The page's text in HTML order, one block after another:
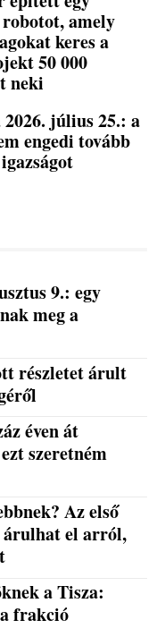
amely
keres a
50 000
neki
július 25.: a
engedi tovább
9.: egy
meg a
részletet árult
éven át
szeretném
Az első
árulhat el arról,
a Tisza:
frakció